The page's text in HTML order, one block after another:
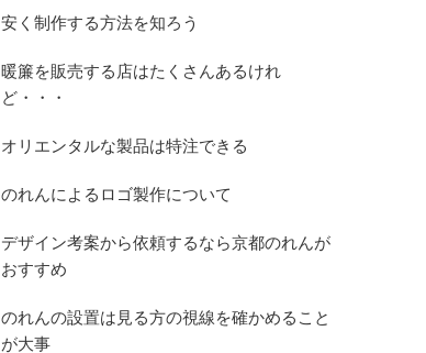
安く制作する方法を知ろう
暖簾を販売する店はたくさんあるけれ
ど・・・
オリエンタルな製品は特注できる
のれんによるロゴ製作について
デザイン考案から依頼するなら京都のれんが
おすすめ
のれんの設置は見る方の視線を確かめること
が大事